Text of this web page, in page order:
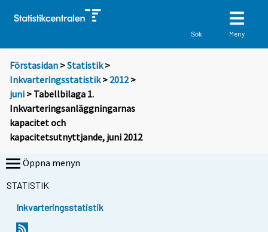
Sök Meny
Förstasidan >Statistik >
Inkvarteringsstatistik> 2012>
juni > Tabellbilaga 1.
Inkvarteringsanläggningarnas
kapacitet och
kapacitetsutnyttjande, juni 2012
Öppna menyn
STATISTIK
Inkvarteringsstatistik